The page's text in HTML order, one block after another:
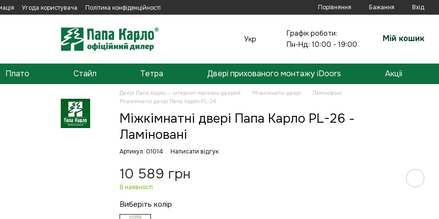
Угода користувача Політика конфіденційності Порівняння Бажання Вхід
Укр
Графік роботи:
Пн-Нд: 10:00 - 19:00
Мій кошик
Плато Стайл Тетра Двері прихованого монтажу iDoors Акції
Двері Папа Карло — інтернет-магазин дверей Міжкімнатні двері
Ламіновані
Міжкімнатні двері Папа Карло PL-26
Міжкімнатні двері Папа Карло PL-26 -
Ламіновані
Артикул: 01014 Написати відгук
10 589 грн
В наявності
Виберіть колір